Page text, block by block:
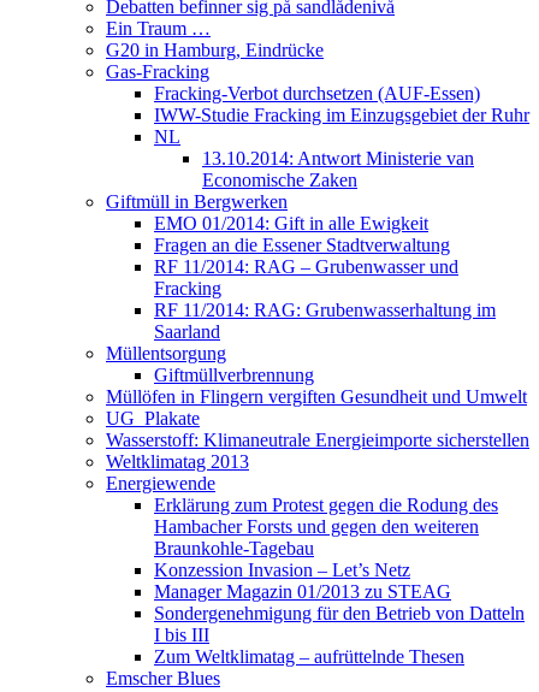
Debatten befinner sig på sandlådenivå
Ein Traum …
G20 in Hamburg, Eindrücke
Gas-Fracking
Fracking-Verbot durchsetzen (AUF-Essen)
IWW-Studie Fracking im Einzugsgebiet der Ruhr
NL
13.10.2014: Antwort Ministerie van
Economische Zaken
Giftmüll in Bergwerken
EMO 01/2014: Gift in alle Ewigkeit
Fragen an die Essener Stadtverwaltung
RF 11/2014: RAG – Grubenwasser und
Fracking
RF 11/2014: RAG: Grubenwasserhaltung im
Saarland
Müllentsorgung
Giftmüllverbrennung
Müllöfen in Flingern vergiften Gesundheit und Umwelt
UG_Plakate
Wasserstoff: Klimaneutrale Energieimporte sicherstellen
Weltklimatag 2013
Energiewende
Erklärung zum Protest gegen die Rodung des
Hambacher Forsts und gegen den weiteren
Braunkohle-Tagebau
Konzession Invasion – Let’s Netz
Manager Magazin 01/2013 zu STEAG
Sondergenehmigung für den Betrieb von Datteln
I bis III
Zum Weltklimatag – aufrüttelnde Thesen
Emscher Blues